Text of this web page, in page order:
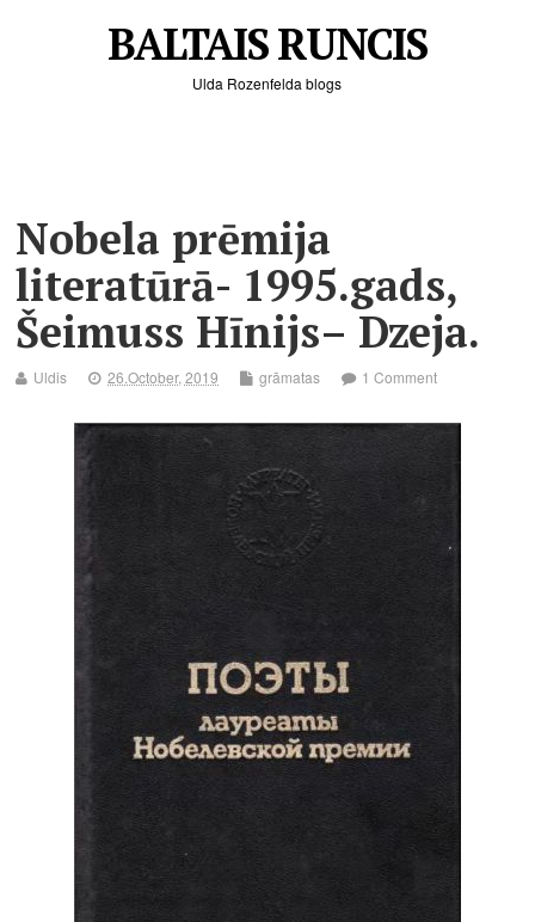
BALTAIS RUNCIS
Ulda Rozenfelda blogs
Nobela prēmija
literatūrā- 1995.gads,
Šeimuss Hīnijs– Dzeja.
Uldis 26.October, 2019 grāmatas 1 Comment